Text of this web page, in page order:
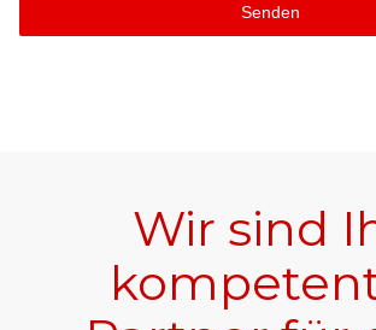
Senden
Wir sind